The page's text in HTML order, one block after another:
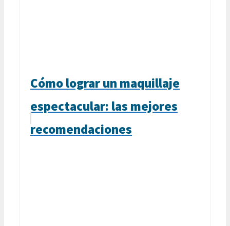
Cómo lograr un maquillaje
espectacular: las mejores
recomendaciones